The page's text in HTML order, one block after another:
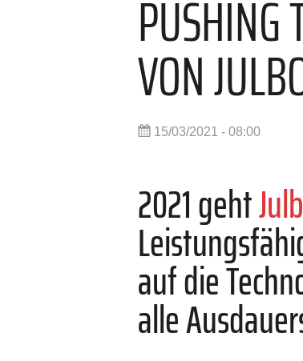
PUSHING
VON
15/03/2021 - 08:00
2021 geht
auf die
alle